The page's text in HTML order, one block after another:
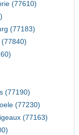
(77610)
(77183)
(77190)
(77230)
(77163)